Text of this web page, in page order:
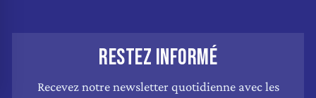
RESTEZ INFORMÉ
Recevez notre newsletter quotidienne avec les